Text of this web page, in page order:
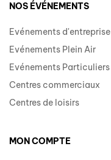
NOS ÉVÉNEMENTS
Evénements d'entreprise
Evénements Plein Air
Evénements Particuliers
Centres commerciaux
Centres de loisirs
MON COMPTE